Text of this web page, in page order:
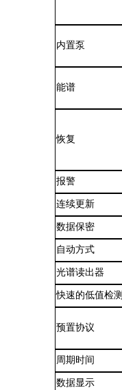
内置泵
能谱
恢复
报警
连续更新
数据保密
自动方式
光谱读出器
快速的低值检测
预置协议
周期时间
数据显示